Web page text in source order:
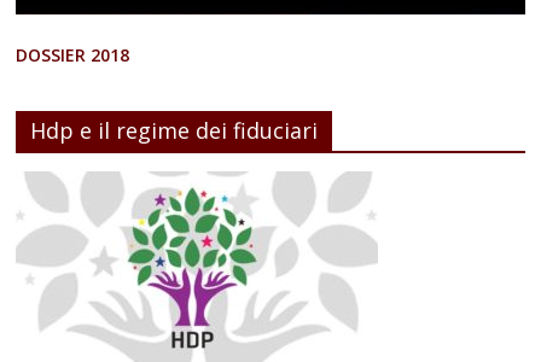
DOSSIER 2018
Hdp e il regime dei fiduciari